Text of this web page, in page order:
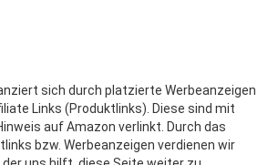
sich durch platzierte Werbeanzeigen
Links (Produktlinks). Diese sind mit
auf Amazon verlinkt. Durch das
bzw. Werbeanzeigen verdienen wir